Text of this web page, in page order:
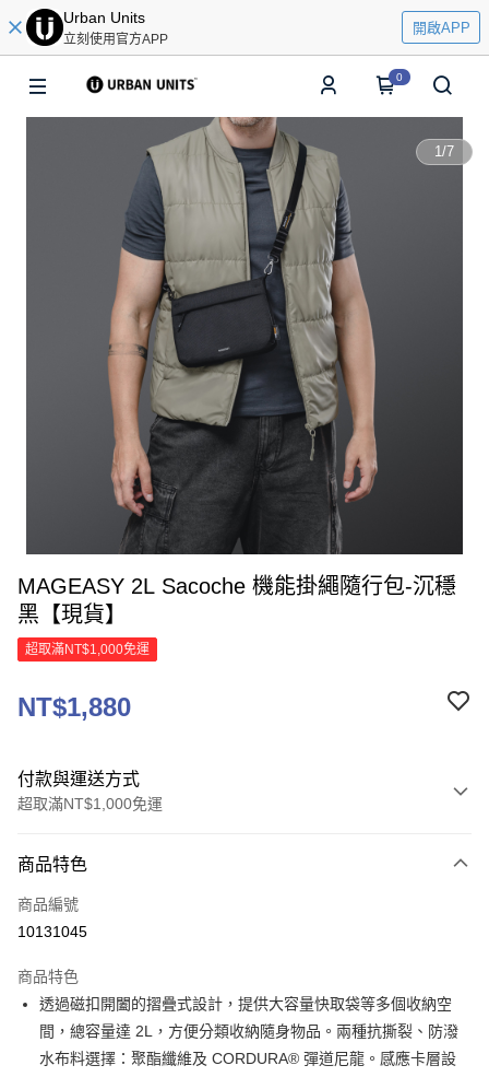
Urban Units
立刻使用官方APP
開啟APP
0
1/7
MAGEASY 2L Sacoche 機能掛繩隨行包-沉穩
黑【現貨】
超取滿NT$1,000免運
NT$1,880
付款與運送方式
超取滿NT$1,000免運
信用卡一次付款
信用卡分期付款
合作金庫商業銀行
華南商業銀行
彰化商業銀行
上海商業儲蓄銀行
台北富邦商業銀行
國泰世華商業銀行
兆豐國際商業銀行
6 期 0 利率 每期
華南商業銀行
彰化商業銀行
上海商業儲蓄銀行
台北富邦商業銀行
LINE Pay
Apple Pay
商品特色
商品編號
10131045
商品特色
透過磁扣開闔的摺疊式設計，提供大容量快取袋等多個收納空
間，總容量達 2L，方便分類收納隨身物品。兩種抗撕裂、防潑
水布料選擇：聚酯纖維及 CORDURA® 彈道尼龍。感應卡層設